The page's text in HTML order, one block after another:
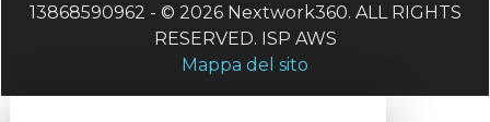
13868590962 - © 2026 Nextwork360. ALL RIGHTS
RESERVED. ISP AWS
Mappa del sito